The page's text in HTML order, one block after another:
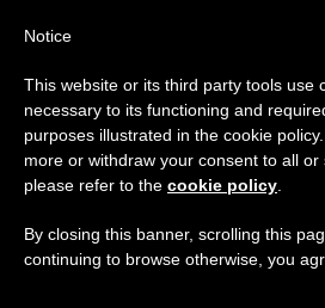
DÍA
ÚLTIMAS NOTICIAS
Aviso importante
Del 27 de julio al 7 de agosto
anual, aprovechando que en el
se generan menos
Notice
This website or its third party tools use
necessary to its functioning and
purposes illustrated in the cookie
more or withdraw your consent to all or
please refer to the cookie policy
By closing this banner, scrolling this
continuing to browse otherwise, you